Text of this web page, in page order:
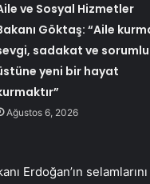
ve Sosyal Hizmetler
Göktaş: “Aile
sadakat ve
yeni bir hayat
Ağustos 6, 2026
Erdoğan’ın